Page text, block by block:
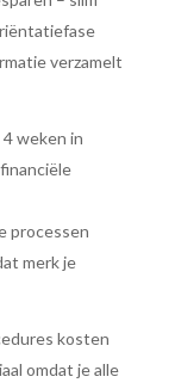
verzamelt
weken in
processen
merk je
kosten
omdat je alle